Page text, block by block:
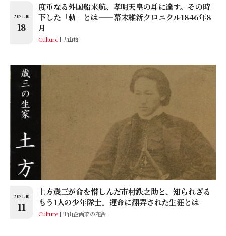
2021.10
18
度重なる外国船来航、孝明天皇の耳に達す。その時
下した「勅」とは——幕末維新クロニクル1846年8
月
Culture 大山格
2021.10
11
土方歳三が命を惜しんだ市村鉄之助と、知られざる
もう1人の少年隊士。運命に翻弄された生涯とは
Culture 里山企画菜の花舎